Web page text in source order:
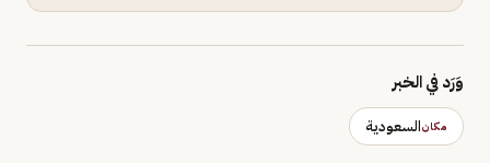
وَرَد في الخبر
مكانالسعودية